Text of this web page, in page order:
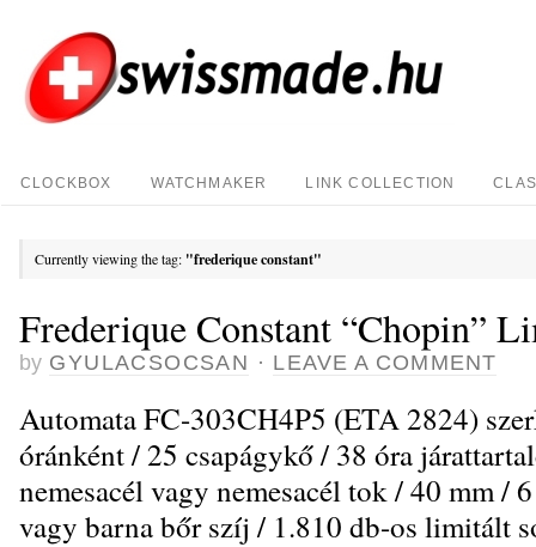
CLOCKBOX WATCHMAKER LINK COLLECTION
Currently viewing the tag: "frederique constant"
Frederique Constant “Chopin”
by GYULACSOCSAN · LEAVE A COMMENT
Automata FC-303CH4P5 (ETA 2824)
óránként / 25 csapágykő / 38 óra
nemesacél vagy nemesacél tok / 40 mm /
vagy barna bőr szíj / 1.810 db-os limitált